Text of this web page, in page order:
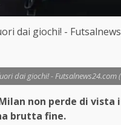
dai giochi! -
dai giochi! - Futsalnews24.com
non perde di
brutta fine.